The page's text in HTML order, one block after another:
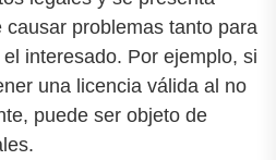
problemas tanto para
interesado. Por ejemplo, si
una licencia válida al no
puede ser objeto de